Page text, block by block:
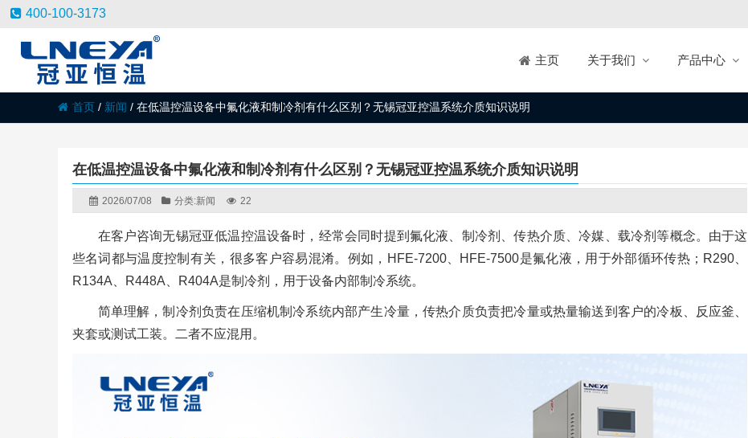
400-100-3173
主页 关于我们 产品中心
首页 / 新闻 / 在低温控温设备中氟化液和制冷剂有什么区别？无锡冠亚控温系统介质知识说明
在低温控温设备中氟化液和制冷剂有什么区别？无锡冠亚控温系统介质知识说明
2026/07/08 分类:新闻 22
在客户咨询无锡冠亚低温控温设备时，经常会同时提到氟化液、制冷剂、传热介质、冷媒、载冷剂等概念。由于这
些名词都与温度控制有关，很多客户容易混淆。例如，HFE-7200、HFE-7500是氟化液，用于外部循环传热；R290、
R134A、R448A、R404A是制冷剂，用于设备内部制冷系统。
简单理解，制冷剂负责在压缩机制冷系统内部产生冷量，传热介质负责把冷量或热量输送到客户的冷板、反应釜、
夹套或测试工装。二者不应混用。